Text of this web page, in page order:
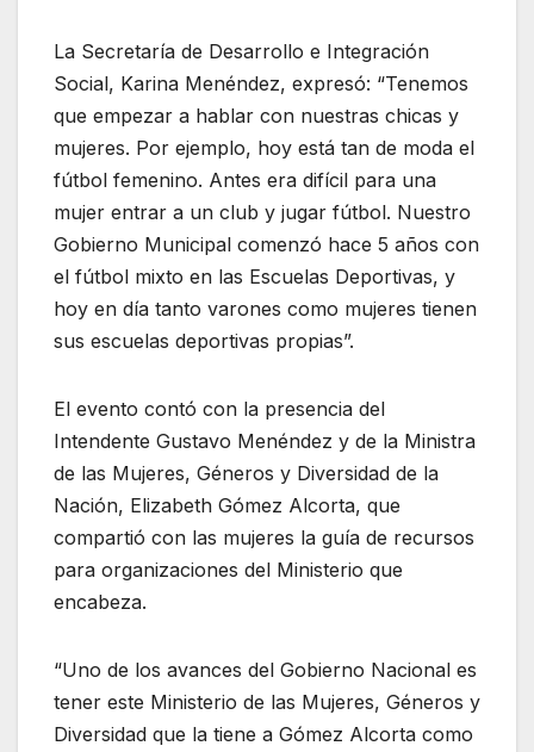
La Secretaría de Desarrollo e Integración
Social, Karina Menéndez, expresó: “Tenemos
que empezar a hablar con nuestras chicas y
mujeres. Por ejemplo, hoy está tan de moda el
fútbol femenino. Antes era difícil para una
mujer entrar a un club y jugar fútbol. Nuestro
Gobierno Municipal comenzó hace 5 años con
el fútbol mixto en las Escuelas Deportivas, y
hoy en día tanto varones como mujeres tienen
sus escuelas deportivas propias”.
El evento contó con la presencia del
Intendente Gustavo Menéndez y de la Ministra
de las Mujeres, Géneros y Diversidad de la
Nación, Elizabeth Gómez Alcorta, que
compartió con las mujeres la guía de recursos
para organizaciones del Ministerio que
encabeza.
“Uno de los avances del Gobierno Nacional es
tener este Ministerio de las Mujeres, Géneros y
Diversidad que la tiene a Gómez Alcorta como